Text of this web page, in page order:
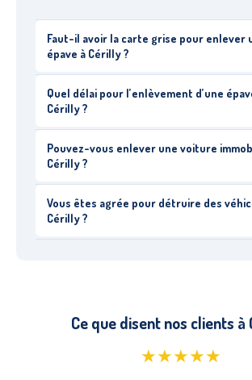
Faut-il avoir la carte grise pour enlever
épave à Cérilly ?
Quel délai pour l’enlèvement d’une
Cérilly ?
Pouvez-vous enlever une voiture
Cérilly ?
Vous êtes agrée pour détruire des
Cérilly ?
Ce que disent nos clients à
★★★★★